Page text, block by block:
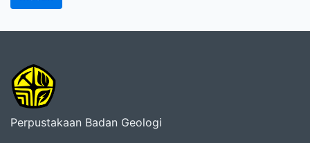
Perpustakaan Badan Geologi